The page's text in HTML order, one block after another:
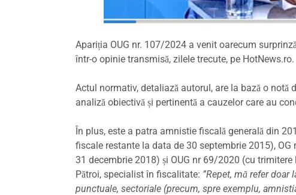
Apariția OUG nr. 107/2024 a venit oarecum
într-o opinie transmisă, zilele trecute, pe HotNews.ro.
Actul normativ, detaliază autorul, are la bază o
analiză obiectivă și pertinentă a cauzelor care au
În plus, este a patra amnistie fiscală generală din
fiscale restante la data de 30 septembrie 2015),
31 decembrie 2018) și OUG nr 69/2020 (cu
Pătroi, specialist în fiscalitate: ”Repet, mă refer
punctuale, sectoriale (precum, spre exemplu,